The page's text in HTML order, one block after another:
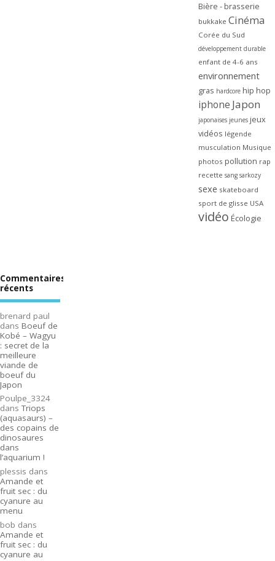
Bière - brasserie
bukkake Cinéma
Corée du Sud
développement durable
enfant de 4-6 ans
environnement
gras hardcore hip hop
iphone Japon
japonaises jeunes jeux
vidéos légende
musculation Musique
photos pollution rap
recette sang sarkozy
sexe skateboard
sport de glisse USA
vidéo Écologie
Commentaires
récents
brenard paul
dans Boeuf de
Kobé – Wagyu
: secret de la
meilleure
viande de
boeuf du
Japon
Poulpe_3324
dansTriops
(aquasaurs) –
des copains de
dinosaures
dans
l’aquarium !
plessis dans
Amande et
fruit sec : du
cyanure au
menu
bob dans
Amande et
fruit sec : du
cyanure au